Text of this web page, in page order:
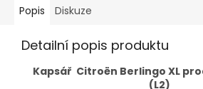
Popis Diskuze
Detailní popis produktu
Kapsář Citroën Berlingo XL
(L2)